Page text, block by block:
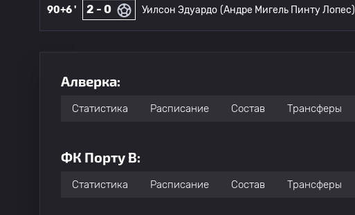
90+6 ' 2 - 0 Уилсон Эдуардо (Андре Мигель Пинту Лопес)
Алверка:
Статистика Расписание Состав Трансферы
ФК Порту B:
Статистика Расписание Состав Трансферы